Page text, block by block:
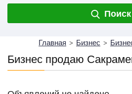
Главная > Бизнес >
Поиск
Бизнес продаю